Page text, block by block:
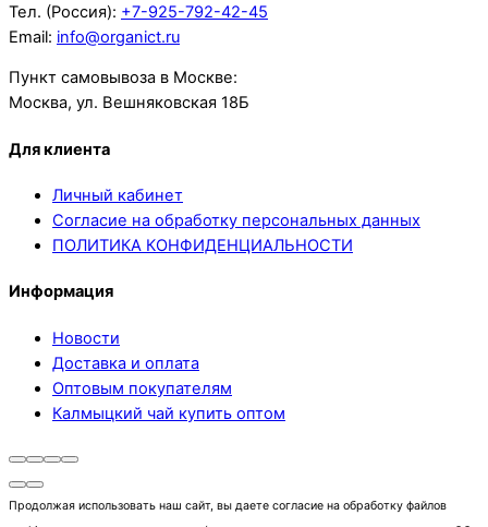
Тел. (Россия): +7-925-792-42-45
Email: info@organict.ru
Пункт самовывоза в Москве:
Москва, ул. Вешняковская 18Б
Для клиента
Личный кабинет
Согласие на обработку персональных данных
ПОЛИТИКА КОНФИДЕНЦИАЛЬНОСТИ
Информация
Новости
Доставка и оплата
Оптовым покупателям
Калмыцкий чай купить оптом
Продолжая использовать наш сайт, вы даете согласие на обработку файлов